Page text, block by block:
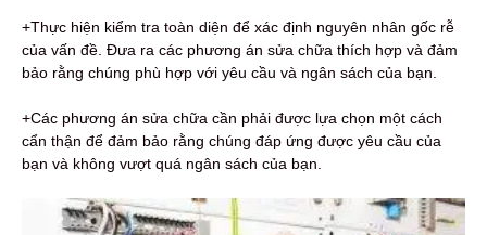
+Thực hiện kiểm tra toàn diện để xác định nguyên nhân gốc rễ
của vấn đề. Đưa ra các phương án sửa chữa thích hợp và đảm
bảo rằng chúng phù hợp với yêu cầu và ngân sách của bạn.
+Các phương án sửa chữa cần phải được lựa chọn một cách
cẩn thận để đảm bảo rằng chúng đáp ứng được yêu cầu của
bạn và không vượt quá ngân sách của bạn.